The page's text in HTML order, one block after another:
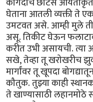
घेताना आतली व्यक्ती ते
उमटवत असे. आम्ही मुले
असू. तिकीट घेऊन
करीत उभी असायची. त्या
सखे, तेव्हा तू खरोखरीच
मार्गांवर तू खूपदा
कौतुक. तुझ्या काही
ते खाण्यासाठी